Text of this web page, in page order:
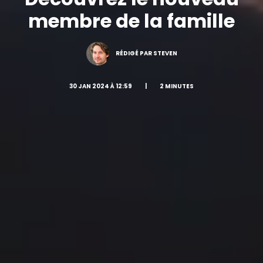
membre de la famille
RÉDIGÉ PAR STEVEN
30 JAN 2024 À 12:59 2 MINUTES